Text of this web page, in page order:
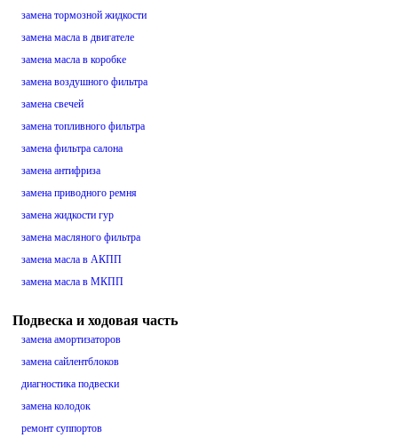
замена тормозной жидкости
замена масла в двигателе
замена масла в коробке
замена воздушного фильтра
замена свечей
замена топливного фильтра
замена фильтра салона
замена антифриза
замена приводного ремня
замена жидкости гур
замена масляного фильтра
замена масла в АКПП
замена масла в МКПП
Подвеска и ходовая часть
замена амортизаторов
замена сайлентблоков
диагностика подвески
замена колодок
ремонт суппортов